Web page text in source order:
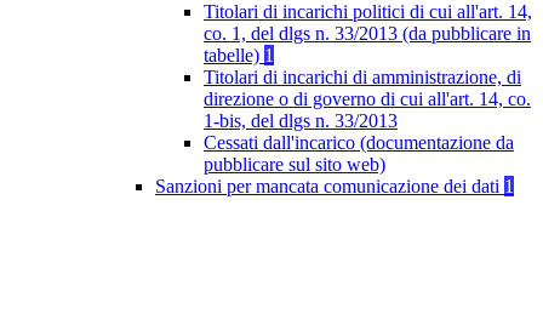
Titolari di incarichi politici di cui all'art. 14,
co. 1, del dlgs n. 33/2013 (da pubblicare in
tabelle) 1
Titolari di incarichi di amministrazione, di
direzione o di governo di cui all'art. 14, co.
1-bis, del dlgs n. 33/2013
Cessati dall'incarico (documentazione da
pubblicare sul sito web)
Sanzioni per mancata comunicazione dei dati 1